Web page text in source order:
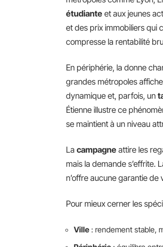
étudiante et aux jeunes
et des prix immobiliers qui
compresse la rentabilité
En périphérie, la donne
grandes métropoles
dynamique et, parfois, un
Étienne illustre ce
se maintient à un niveau
La campagne attire les
mais la demande s’effrite.
n’offre aucune garantie de
Pour mieux cerner les
Ville : rendement stable,